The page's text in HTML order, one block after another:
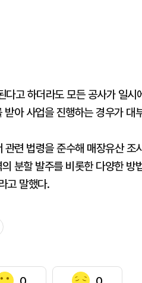
다고 하더라도 모든 공사가 일
아 사업을 진행하는 경우가 대
련 법령을 준수해 매장유산 조
분할 발주를 비롯한 다양한 방
고 말했다.